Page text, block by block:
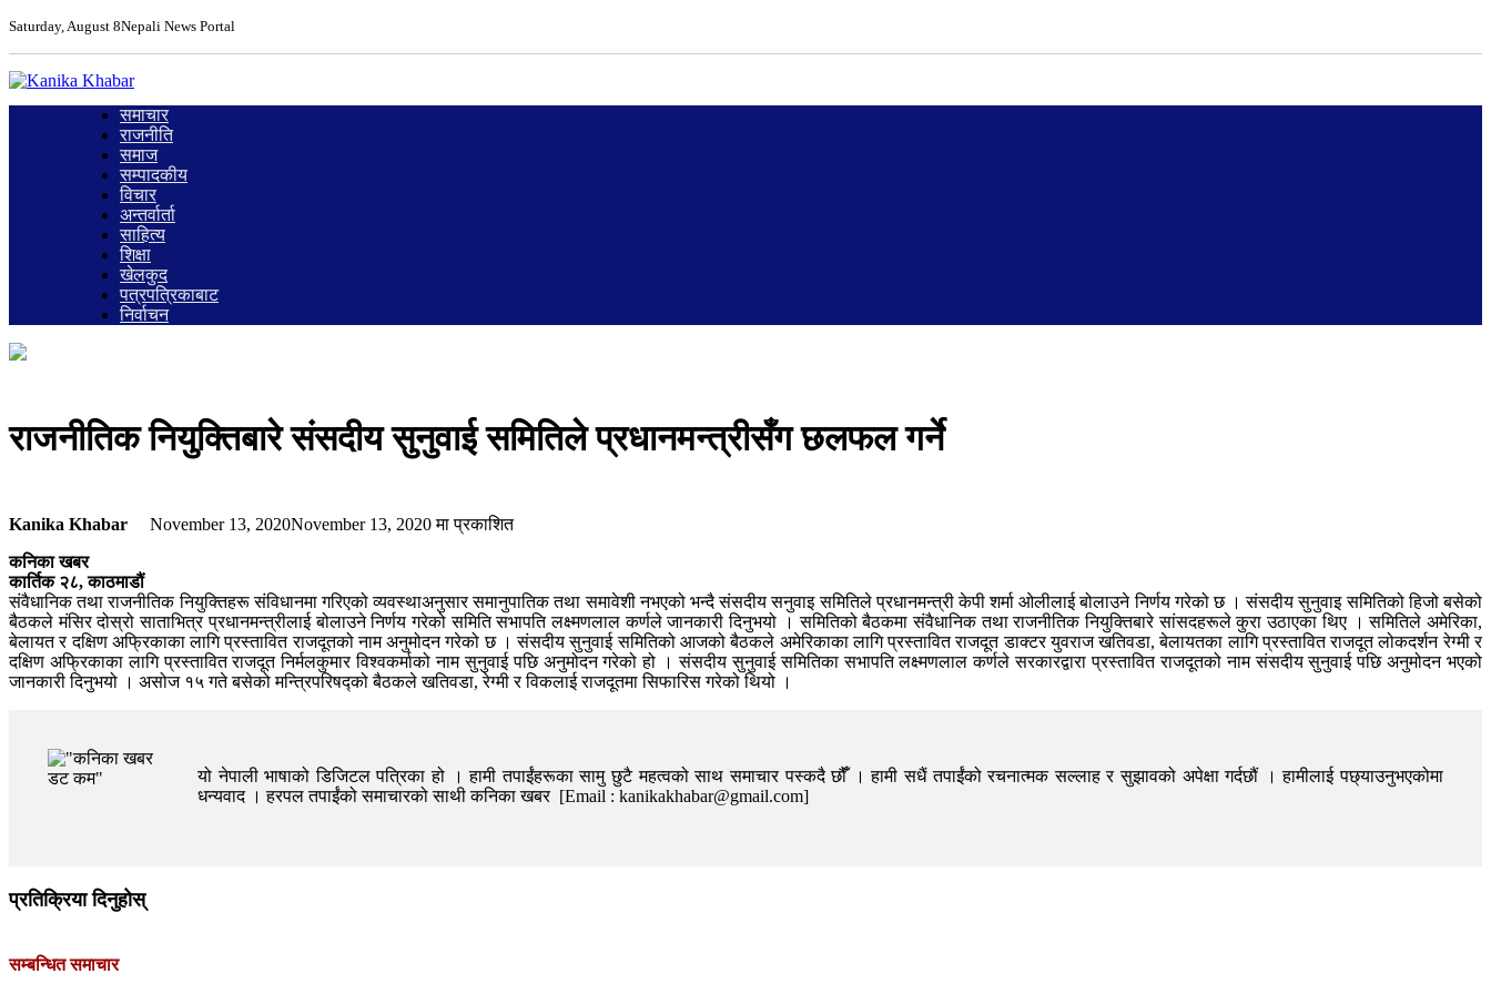
Saturday, August 8Nepali News Portal
समाचार
राजनीति
समाज
सम्पादकीय
विचार
अन्तर्वार्ता
साहित्य
शिक्षा
खेलकुद
पत्रपत्रिकाबाट
निर्वाचन
राजनीतिक नियुक्तिबारे संसदीय सुनुवाई समितिले प्रधानमन्त्रीसँग छलफल गर्ने
Kanika Khabar November 13, 2020November 13, 2020मा प्रकाशित
कनिका खबर
कार्तिक २८, काठमाडौं
संवैधानिक तथा राजनीतिक नियुक्तिहरू संविधानमा गरिएको व्यवस्थाअनुसार समानुपातिक तथा समावेशी नभएको भन्दै संसदीय सनुवाइ समितिले प्रधानमन्त्री केपी शर्मा ओलीलाई बोलाउने निर्णय गरेको छ । संसदीय सुनुवाइ समितिको हिजो बसेको
बैठकले मंसिर दोस्रो साताभित्र प्रधानमन्त्रीलाई बोलाउने निर्णय गरेको समिति सभापति लक्ष्मणलाल कर्णले जानकारी दिनुभयो । समितिको बैठकमा संवैधानिक तथा राजनीतिक नियुक्तिबारे सांसदहरूले कुरा उठाएका थिए । समितिले अमेरिका,
बेलायत र दक्षिण अफ्रिकाका लागि प्रस्तावित राजदूतको नाम अनुमोदन गरेको छ । संसदीय सुनुवाई समितिको आजको बैठकले अमेरिकाका लागि प्रस्तावित राजदूत डाक्टर युवराज खतिवडा, बेलायतका लागि प्रस्तावित राजदूत लोकदर्शन रेग्मी र
दक्षिण अफ्रिकाका लागि प्रस्तावित राजदूत निर्मलकुमार विश्वकर्माको नाम सुनुवाई पछि अनुमोदन गरेको हो । संसदीय सुनुवाई समितिका सभापति लक्ष्मणलाल कर्णले सरकारद्वारा प्रस्तावित राजदूतको नाम संसदीय सुनुवाई पछि अनुमोदन भएको
जानकारी दिनुभयो । असोज १५ गते बसेको मन्त्रिपरिषद्को बैठकले खतिवडा, रेग्मी र विकलाई राजदूतमा सिफारिस गरेको थियो ।
यो नेपाली भाषाको डिजिटल पत्रिका हो । हामी तपाईंहरूका सामु छुटै महत्वको साथ समाचार पस्कदै छौँँ । हामी सधैं तपाईंको रचनात्मक सल्लाह र सुझावको अपेक्षा गर्दछौं । हामीलाई पछ्याउनुभएकोमा
धन्यवाद । हरपल तपाईंको समाचारको साथी कनिका खबर [Email : kanikakhabar@gmail.com]
प्रतिक्रिया दिनुहोस्
सम्बन्धित समाचार